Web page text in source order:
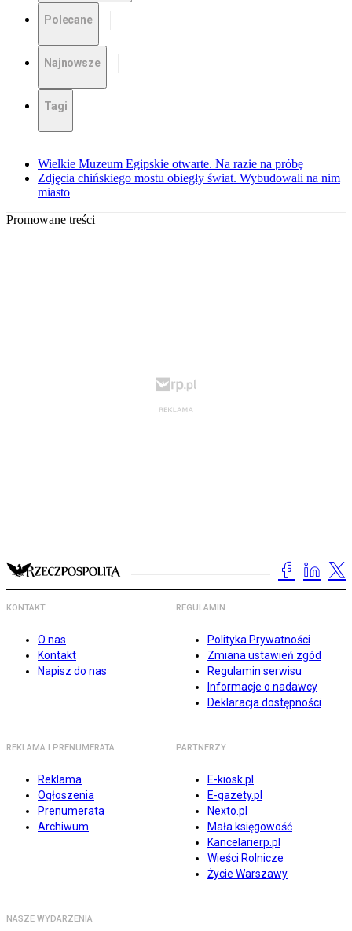
Polecane
Najnowsze
Tagi
Wielkie Muzeum Egipskie otwarte. Na razie na próbę
Zdjęcia chińskiego mostu obiegły świat. Wybudowali na nim
miasto
Promowane treści
KONTAKT
O nas
Kontakt
Napisz do nas
REGULAMIN
Polityka Prywatności
Zmiana ustawień zgód
Regulamin serwisu
Informacje o nadawcy
Deklaracja dostępności
REKLAMA I PRENUMERATA
Reklama
Ogłoszenia
Prenumerata
Archiwum
PARTNERZY
E-kiosk.pl
E-gazety.pl
Nexto.pl
Mała księgowość
Kancelarierp.pl
Wieści Rolnicze
Życie Warszawy
NASZE WYDARZENIA